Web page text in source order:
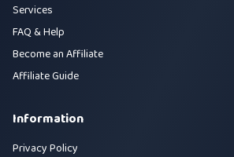
Services
FAQ & Help
Become an Affiliate
Affiliate Guide
Information
Privacy Policy